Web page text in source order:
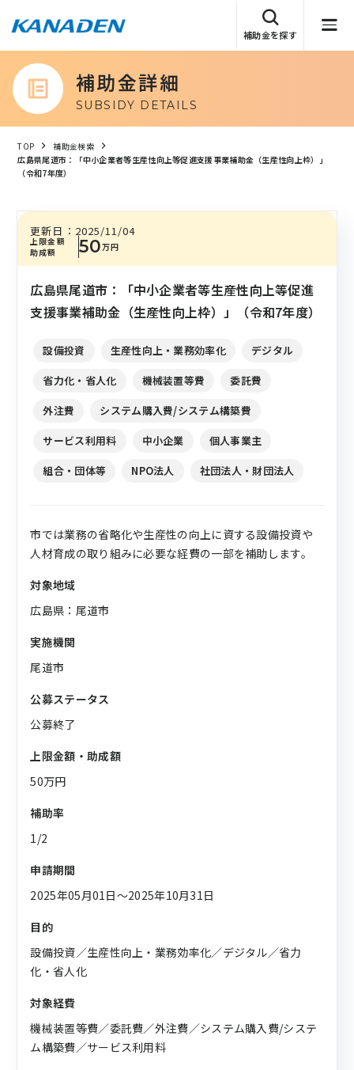
補助金を探す
補助金詳細
SUBSIDY DETAILS
TOP
補助金検索
広島県尾道市：「中小企業者等生産性向上等促進支援事業補助金（生産性向上枠）」
（令和7年度）
上限金額
助成額
50万円
更新日： 2025/11/04
広島県尾道市：「中小企業者等生産性向上等促進
支援事業補助金（生産性向上枠）」（令和7年度）
設備投資 生産性向上・業務効率化
デジタル
省力化・省人化
機械装置等費
委託費
外注費
システム購入費/システム構築費
サービス利用料
中小企業
個人事業主
組合・団体等
NPO法人 社団法人・財団法人
市では業務の省略化や生産性の向上に資する設備投資や
人材育成の取り組みに必要な経費の一部を補助します。
対象地域
広島県：尾道市
実施機関
尾道市
公募ステータス
公募終了
上限金額・助成額
50万円
補助率
1/2
申請期間
2025年05月01日〜2025年10月31日
目的
設備投資／生産性向上・業務効率化／デジタル／省力
化・省人化
対象経費
機械装置等費／委託費／外注費／システム購入費/システ
ム構築費／サービス利用料